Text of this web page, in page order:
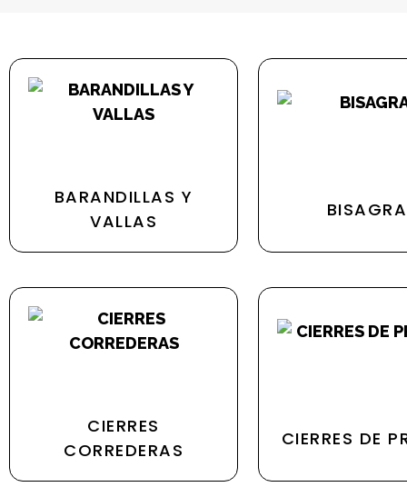
BARANDILLAS Y
VALLAS
CIERRES
CORREDERAS
CIERRES DE